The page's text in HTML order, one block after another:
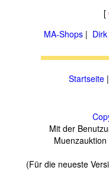
[
MA-Shops |
Startseite |
Mit der
(Für die neueste